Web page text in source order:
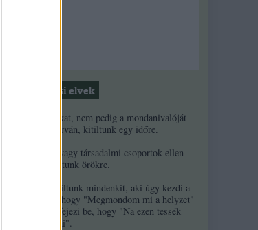
Moderálási elvek
1. Ha a másikat, nem pedig a mondanivalóját
minősíted durván, kitiltunk egy időre.
2. Ha népek vagy társadalmi csoportok ellen
uszítasz, kitiltunk örökre.
3. Örökre kitiltunk mindenkit, aki úgy kezdi a
kommentjét, hogy "Megmondom mi a helyzet"
és/vagy úgy fejezi be, hogy "Na ezen tessék
elgondolkodni".